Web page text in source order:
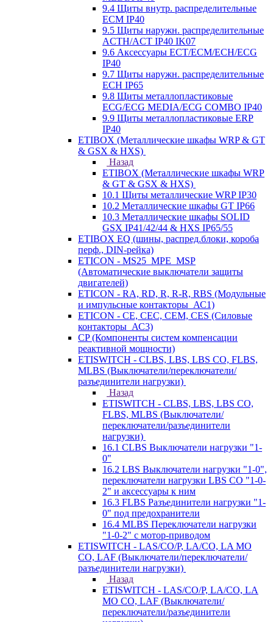
9.4 Щиты внутр. распределительные
ECМ IP40
9.5 Щиты наружн. распределительные
ACTH/ACT IP40 IK07
9.6 Аксессуары ECT/ECM/ECH/ECG
IP40
9.7 Щиты наружн. распределительные
ECH IP65
9.8 Щиты металлопластиковые
ECG/ECG MEDIA/ECG COMBO IP40
9.9 Щиты металлопластиковые ERP
IP40
ETIBOX (Металлические шкафы WRP & GT
& GSX & HXS)
Назад
ETIBOX (Металлические шкафы WRP
& GT & GSX & HXS)
10.1 Щиты металлические WRP IP30
10.2 Металлические шкафы GT IP66
10.3 Металлические шкафы SOLID
GSX IP41/42/44 & HXS IP65/55
ETIBOX EQ (шины, распред.блоки, короба
перф., DIN-рейка)
ETICON - MS25_MPE_MSP
(Автоматические выключатели защиты
двигателей)
ETICON - RA, RD, R, R-R, RBS (Модульные
и импульсные контакторы_АС1)
ETICON - CE, CEC, CEM, CES (Силовые
контакторы_АС3)
CP (Компоненты систем компенсации
реактивной мощности)
ETISWITCH - CLBS, LBS, LBS CO, FLBS,
MLBS (Выключатели/переключатели/
разъединители нагрузки)
Назад
ETISWITCH - CLBS, LBS, LBS CO,
FLBS, MLBS (Выключатели/
переключатели/разъединители
нагрузки)
16.1 CLBS Выключатели нагрузки "1-
0"
16.2 LBS Выключатели нагрузки "1-0",
переключатели нагрузки LBS CO "1-0-
2" и аксессуары к ним
16.3 FLBS Разъединители нагрузки "1-
0" под предохранители
16.4 MLBS Переключатели нагрузки
"1-0-2" с мотор-приводом
ETISWITCH - LAS/CO/P, LA/CO, LA MO
CO, LAF (Выключатели/переключатели/
разъединители нагрузки)
Назад
ETISWITCH - LAS/CO/P, LA/CO, LA
MO CO, LAF (Выключатели/
переключатели/разъединители